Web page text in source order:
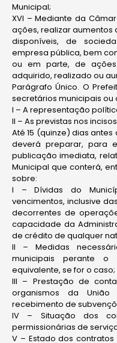
Municipal;
XVI – Mediante da
ações, realizar aumentos
disponíveis, de
empresa pública, bem
ou em parte, de
adquirido, realizado ou
Parágrafo Único. O
secretários municipais ou
I – A representação
II – As previstas nos incisos
Até 15 (quinze) dias
deverá preparar, para
publicação imediata,
Municipal que conterá,
sobre:
I – Dívidas do
vencimentos, inclusive
decorrentes de
capacidade da
de crédito de qualquer
II – Medidas
municipais perante o
equivalente, se for o caso;
III – Prestação de
organismos da
recebimento de
IV – Situação dos
permissionárias de
V – Estado dos